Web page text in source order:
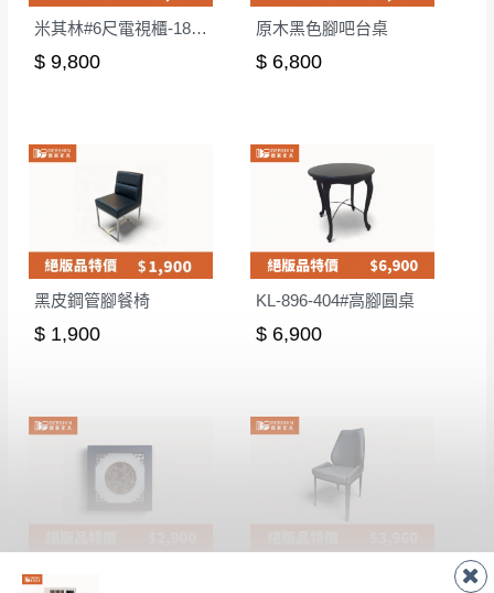
米其林#6尺電視櫃-180*40*51CM
$ 9,800
原木黑色腳吧台桌
$ 6,800
黑皮鋼管腳餐椅
$ 1,900
KL-896-404#高腳圓桌
$ 6,900
實木畫圖-招財進寶